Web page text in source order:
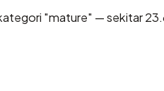
"mature" — sekitar